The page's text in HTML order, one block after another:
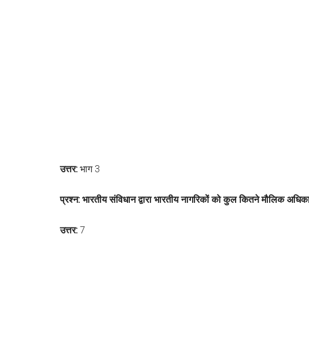
उत्तर: भाग 3
प्रश्न: भारतीय संविधान द्वारा भारतीय नागरिकों को कुल कितने मौलिक
उत्तर: 7